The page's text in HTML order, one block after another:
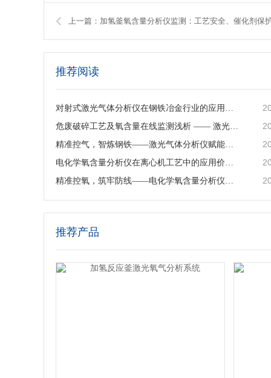
推荐阅读
对射式激光气体分析仪在钢铁冶金行业的应用与行业价值
危废破碎工艺及氧含量在线监测浅析 —— 激光气体分析仪在工艺安全中的应用
精准控气，智炼钢铁——激光气体分析仪赋能钢铁冶炼高效低碳生产
电化学氧含量分析仪在离心机工艺中的应用价值与产品解析
精准控氧，筑牢防线——电化学氧含量分析仪在反应釜工艺中的深度应用
推荐产品